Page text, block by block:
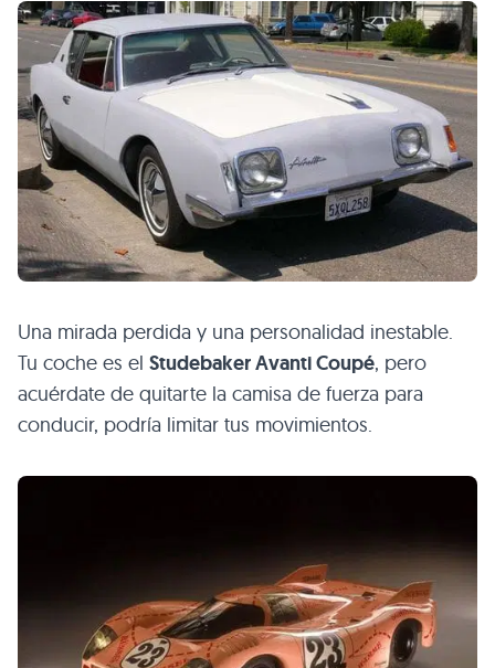
Una mirada perdida y una personalidad inestable.
Tu coche es el Studebaker Avanti Coupé, pero
acuérdate de quitarte la camisa de fuerza para
conducir, podría limitar tus movimientos.